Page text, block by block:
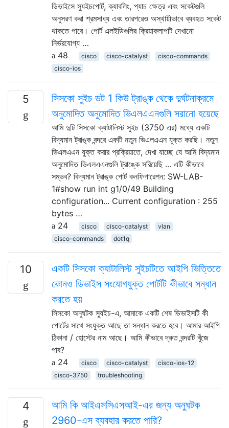
ডিভাইসে স্যুইচপোর্ট, ক্যাবলিং, প্যাচ ক্ষেত্র এবং সকেটগুলি
অনুসরণ করা শ্রমসাধ্য এবং তারপরেও অস্থায়ীভাবে ব্যবহৃত সকেট
থাকতে পারে। পোর্ট এলইডিগুলির ক্রিয়াকলাপটি দেখানো
নির্ভরযোগ্য …
48
cisco cisco-catalyst
cisco-commands
cisco-ios
5
সিসকো সুইচ ডট 1 কিউ ট্রাঙ্ক থেকে দুর্ঘটনাক্রমে
অনুমোদিত অনুমোদিত ভিএলএএনগুলি সরানো হয়েছে
আমি দুটি সিসকো ক্যাটালিস্ট সুইচ (3750 এর) মধ্যে একটি
বিদ্যমান ট্রাঙ্ক বন্দরে একটি নতুন ভিএলএএন যুক্ত করছি। নতুন
ভিএলএএন যুক্ত করার প্রক্রিয়াতে, দেখা যাচ্ছে যে আমি বিদ্যমান
অনুমোদিত ভিএলএএনগুলি ট্রাঙ্কে সরিয়েছি ... এটি কীভাবে
সম্ভব? বিদ্যমান ট্রাঙ্ক পোর্ট কনফিগারেশন: SW-LAB-
1#show run int g1/0/49 Building
configuration... Current configuration : 255
bytes …
24
cisco cisco-catalyst
vlan
cisco-commands
dot1q
10
একটি সিসকো ক্যাটালিস্ট সুইচটিতে আইপি ভিত্তিতে
কোনও ডিভাইস সংযোগযুক্ত পোর্টটি কীভাবে সন্ধান
করতে হয়
সিসকো অনুঘটক স্যুইচ-এ, আমাকে একটি শেষ ডিভাইসটি কী
পোর্টের সাথে সংযুক্ত আছে তা সন্ধান করতে হবে। আমার আইপি
ঠিকানা / হোস্টের নাম আছে। আমি কীভাবে দ্রুত বন্দরটি খুঁজে
পাব?
24
cisco cisco-catalyst
cisco-ios-12
cisco-3750
troubleshooting
4
আমি কি আইএসসিএসআই-এর জন্য অনুঘটক
2960-এস ব্যবহার করতে পারি?